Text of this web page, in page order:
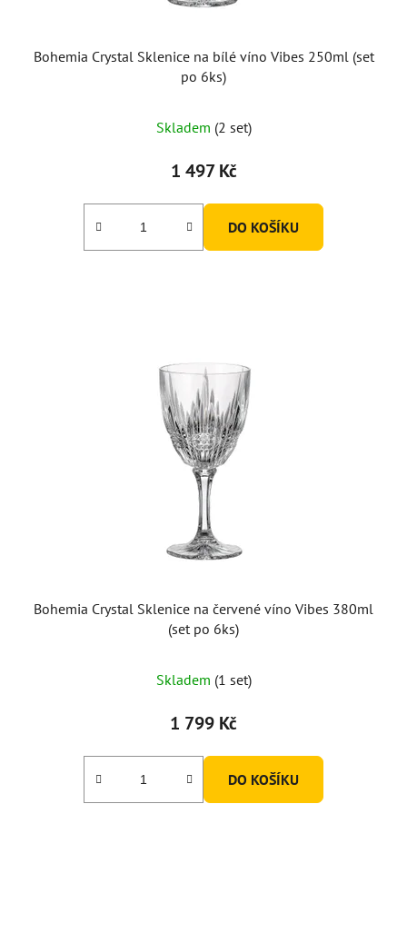
Bohemia Crystal Sklenice na bílé víno Vibes 250ml (set
po 6ks)
Skladem (2 set)
1 497 Kč
DO KOŠÍKU
Bohemia Crystal Sklenice na červené víno Vibes 380ml
(set po 6ks)
Skladem (1 set)
1 799 Kč
DO KOŠÍKU